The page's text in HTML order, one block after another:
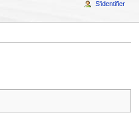
S'identifier